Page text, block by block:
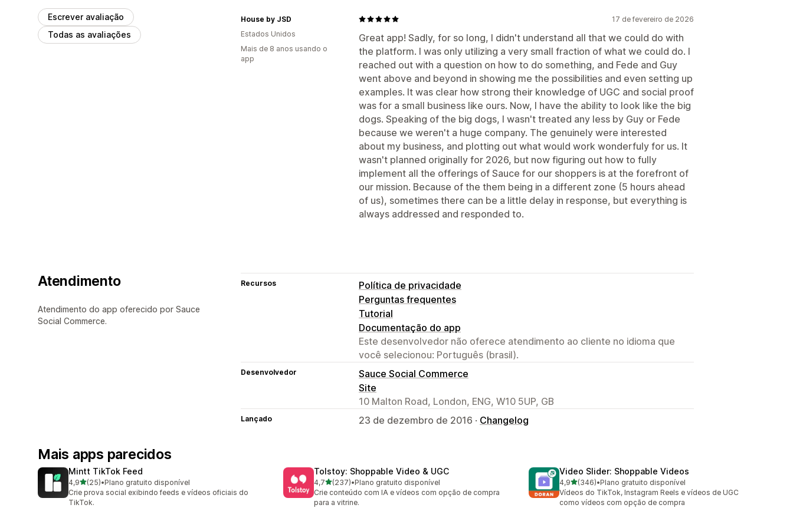
Escrever avaliação
Todas as avaliações
17 de fevereiro de 2026
Great app! Sadly, for so long, I didn't understand all that we could do with
the platform. I was only utilizing a very small fraction of what we could do. I
reached out with a question on how to do something, and Fede and Guy
went above and beyond in showing me the possibilities and even setting up
examples. It was clear how strong their knowledge of UGC and social proof
was for a small business like ours. Now, I have the ability to look like the big
dogs. Speaking of the big dogs, I wasn't treated any less by Guy or Fede
because we weren't a huge company. The genuinely were interested
about my business, and plotting out what would work wonderfuly for us. It
wasn't planned originally for 2026, but now figuring out how to fully
implement all the offerings of Sauce for our shoppers is at the forefront of
our mission. Because of the them being in a different zone (5 hours ahead
of us), sometimes there can be a little delay in response, but everything is
always addressed and responded to.
House by JSD
Estados Unidos
Mais de 8 anos usando o
app
Atendimento
Atendimento do app oferecido por Sauce
Social Commerce.
Recursos
Política de privacidade
Perguntas frequentes
Tutorial
Documentação do app
Este desenvolvedor não oferece atendimento ao cliente no idioma que
você selecionou: Português (brasil).
Desenvolvedor
Sauce Social Commerce
Site
10 Malton Road, London, ENG, W10 5UP, GB
Lançado 23 de dezembro de 2016 · Changelog
Mais apps parecidos
Mintt TikTok Feed
4,9de 5 estrelas
(25)
25 avaliações ao todo
•Plano gratuito disponível
Crie prova social exibindo feeds e vídeos oficiais do
TikTok.
Tolstoy: Shoppable Video & UGC
4,7de 5 estrelas
(237)
237 avaliações ao todo
•Plano gratuito disponível
Crie conteúdo com IA e vídeos com opção de compra
para a vitrine.
Video Slider: Shoppable Videos
4,9de 5 estrelas
(346)
346 avaliações ao todo
•Plano gratuito disponível
Vídeos do TikTok, Instagram Reels e vídeos de UGC
como vídeos com opção de compra